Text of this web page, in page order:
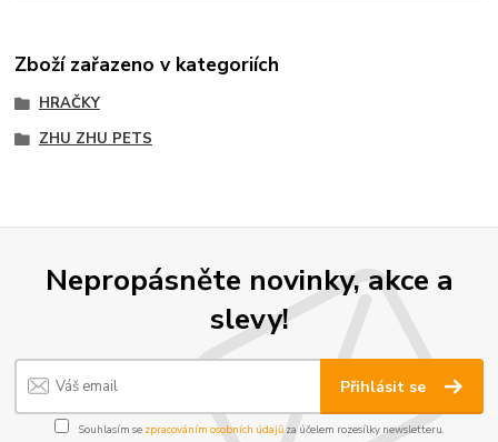
Zboží zařazeno v kategoriích
HRAČKY
ZHU ZHU PETS
Nepropásněte novinky, akce a
slevy!
Přihlásit se
Souhlasím se zpracováním osobních údajůza účelem rozesílky newsletteru.